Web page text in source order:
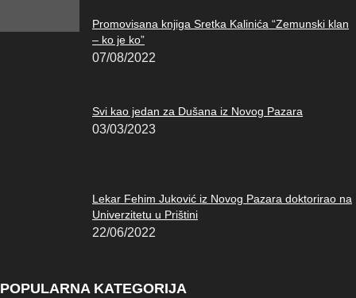
Promovisana knjiga Sretka Kalinića “Zemunski klan
– ko je ko”
07/08/2022
Svi kao jedan za Dušana iz Novog Pazara
03/03/2023
Lekar Fehim Juković iz Novog Pazara doktorirao na
Univerzitetu u Prištini
22/06/2022
POPULARNA KATEGORIJA